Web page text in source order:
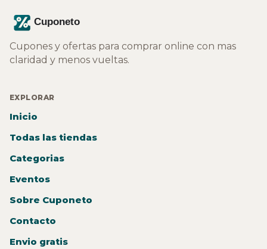
Cupones y ofertas para comprar online con mas
claridad y menos vueltas.
EXPLORAR
Inicio
Todas las tiendas
Categorias
Eventos
Sobre Cuponeto
Contacto
Envio gratis